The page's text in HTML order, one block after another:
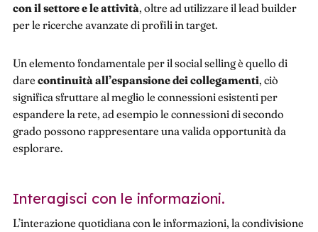
con il settore e le attività, oltre ad utilizzare il lead builder
per le ricerche avanzate di profili in target.
Un elemento fondamentale per il social selling è quello di
dare continuità all’espansione dei collegamenti, ciò
significa sfruttare al meglio le connessioni esistenti per
espandere la rete, ad esempio le connessioni di secondo
grado possono rappresentare una valida opportunità da
esplorare.
Interagisci con le informazioni.
L’interazione quotidiana con le informazioni, la condivisione